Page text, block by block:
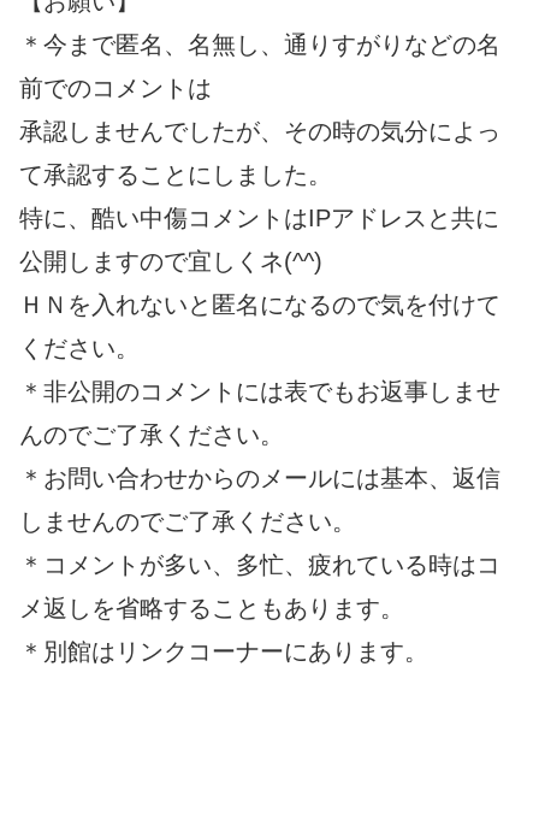
＊今まで匿名、名無し、通りすがりなどの名
前でのコメントは
承認しませんでしたが、その時の気分によっ
て承認することにしました。
特に、酷い中傷コメントはIPアドレスと共に
公開しますので宜しくネ(^^)
ＨＮを入れないと匿名になるので気を付けて
ください。
＊非公開のコメントには表でもお返事しませ
んのでご了承ください。
＊お問い合わせからのメールには基本、返信
しませんのでご了承ください。
＊コメントが多い、多忙、疲れている時はコ
メ返しを省略することもあります。
＊別館はリンクコーナーにあります。